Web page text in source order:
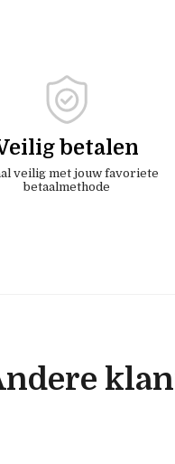
betalen
veilig met jouw favoriete
betaalmethode